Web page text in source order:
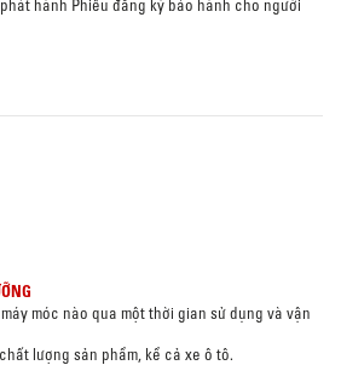
hành Phiếu đăng ký bảo hành cho người
móc nào qua một thời gian sử dụng và vận
lượng sản phẩm, kể cả xe ô tô.